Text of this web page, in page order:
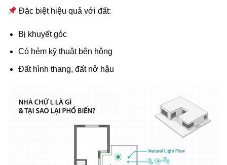
Đặc biệt hiệu quả với đất:
Bị khuyết góc
Có hẻm kỹ thuật bên hông
Đất hình thang, đất nở hậu